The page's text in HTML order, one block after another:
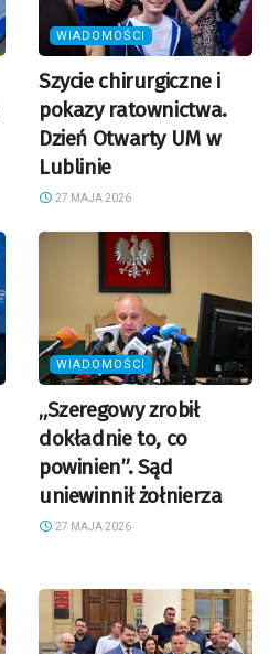
WIADOMOŚCI
Szycie chirurgiczne i
pokazy ratownictwa.
Dzień Otwarty UM w
Lublinie
27 MAJA 2026
WIADOMOŚCI
„Szeregowy zrobił
dokładnie to, co
powinien”. Sąd
uniewinnił żołnierza
27 MAJA 2026